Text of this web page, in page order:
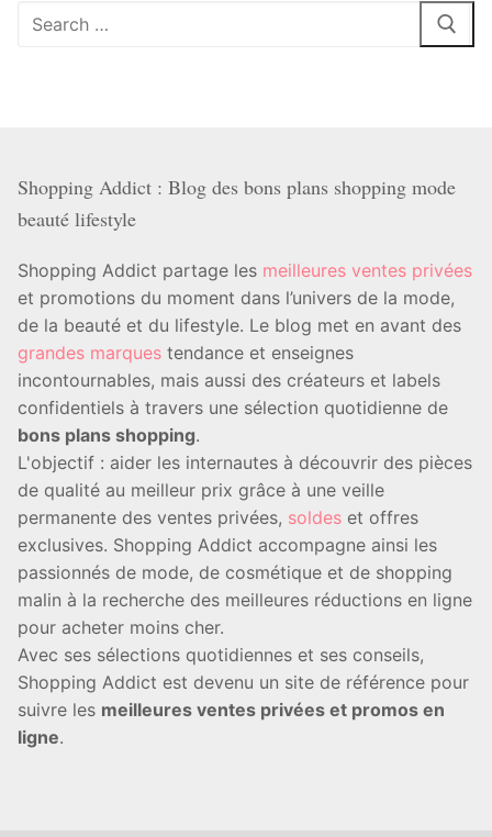
Rechercher
Shopping Addict : Blog des bons plans shopping mode
beauté lifestyle
Shopping Addict partage les meilleures ventes privées
et promotions du moment dans l’univers de la mode,
de la beauté et du lifestyle. Le blog met en avant des
grandes marques tendance et enseignes
incontournables, mais aussi des créateurs et labels
confidentiels à travers une sélection quotidienne de
bons plans shopping.
L'objectif : aider les internautes à découvrir des pièces
de qualité au meilleur prix grâce à une veille
permanente des ventes privées, soldes et offres
exclusives. Shopping Addict accompagne ainsi les
passionnés de mode, de cosmétique et de shopping
malin à la recherche des meilleures réductions en ligne
pour acheter moins cher.
Avec ses sélections quotidiennes et ses conseils,
Shopping Addict est devenu un site de référence pour
suivre les meilleures ventes privées et promos en
ligne.